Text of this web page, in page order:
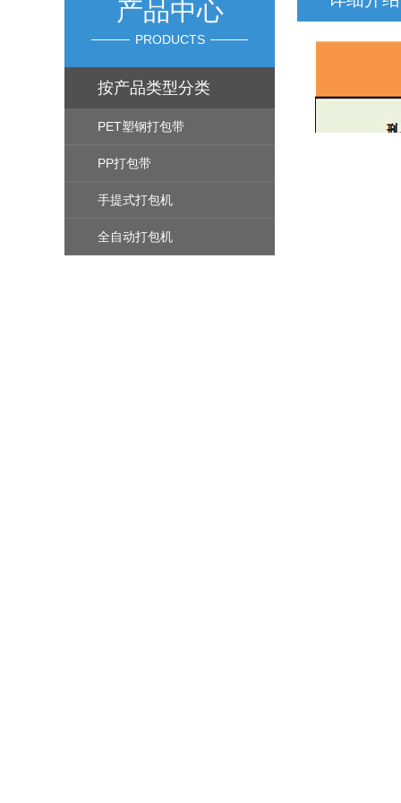
产品中心
PRODUCTS
按产品类型分类
PET塑钢打包带
PP打包带
手提式打包机
全自动打包机